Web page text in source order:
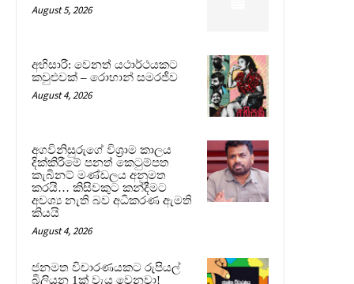
August 5, 2026
අභිසාරී: වෙනත් යථාර්ථයකට
කවුළුවක් – රොහාන් සමරජීව
August 4, 2026
අගවිනිසුරුගේ විශ්‍රාම කාලය
දික්කිරීමේ පනත් කෙටුම්පත
කැබිනට් මණ්ඩලය අනුමත
කරයි… කිසිවකුට කන්දීමට
අවශ්‍ය නැති බව අධිකරණ ඇමති
කියයි
August 4, 2026
ජනමත විචාරණයකට රුපියල්
බිලියන 1ක් වැය වෙනවා!